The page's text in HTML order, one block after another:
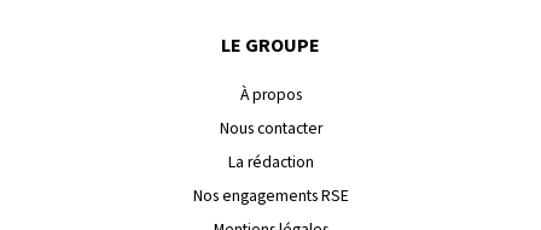
LE GROUPE
À propos
Nous contacter
La rédaction
Nos engagements RSE